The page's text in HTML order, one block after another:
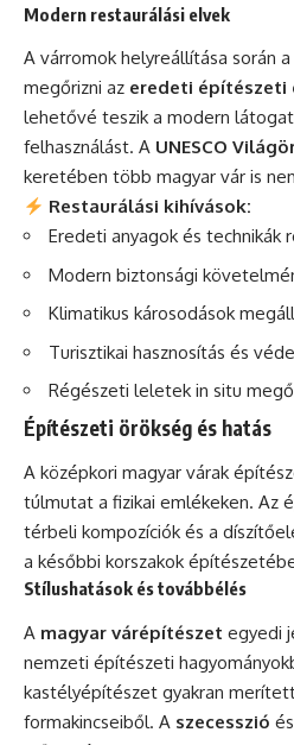
Modern restaurálási elvek
A várromok helyreállítása során
megőrizni az eredeti építészeti
lehetővé teszik a modern
felhasználást. A UNESCO
keretében több magyar vár is
Restaurálási kihívások:
Eredeti anyagok és technikák
Modern biztonsági
Klimatikus károsodások
Turisztikai hasznosítás és
Régészeti leletek in situ
Építészeti örökség és hatás
A középkori magyar várak
túlmutat a fizikai emlékeken. Az
térbeli kompozíciók és a
a későbbi korszakok
Stílushatások és továbbélés
A magyar várépítészet egyedi
nemzeti építészeti
kastélyépítészet gyakran
formakincseiből. A szecesszió